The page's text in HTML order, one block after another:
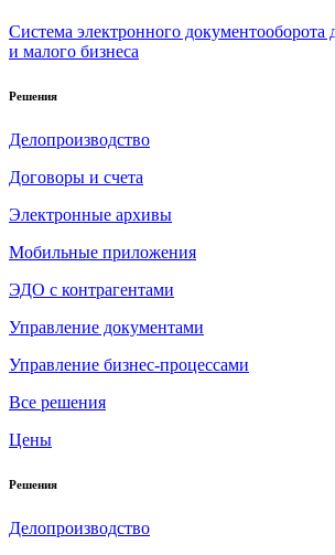
Система электронного документооборота
и малого бизнеса
Решения
Делопроизводство
Договоры и счета
Электронные архивы
Мобильные приложения
ЭДО с контрагентами
Управление документами
Управление бизнес-процессами
Все решения
Цены
Решения
Делопроизводство